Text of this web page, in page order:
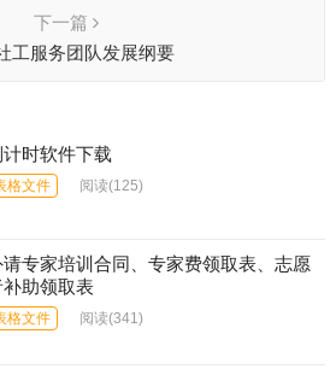
下一篇
工服务团队发展纲要
计时软件下载
格文件 阅读(125)
请专家培训合同、专家费领取表、志愿
补助领取表
格文件 阅读(341)